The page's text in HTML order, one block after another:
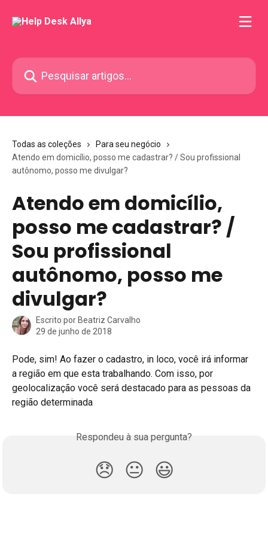
Pesquisar artigos...
Todas as coleções
Para seu negócio
Atendo em domicílio, posso me cadastrar? / Sou profissional
autônomo, posso me divulgar?
Atendo em domicílio,
posso me cadastrar? /
Sou profissional
autônomo, posso me
divulgar?
Escrito por Beatriz Carvalho
29 de junho de 2018
Pode, sim! Ao fazer o cadastro, in loco, você irá informar
a região em que esta trabalhando. Com isso, por
geolocalização você será destacado para as pessoas da
região determinada
Respondeu à sua pergunta?
😞 😐 😃